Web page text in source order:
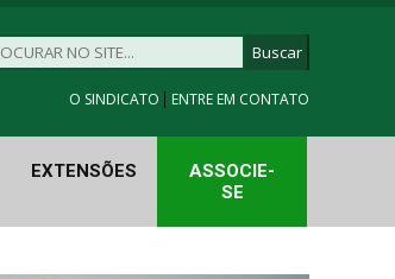
O SINDICATO | ENTRE EM CONTATO
EXTENSÕES
ASSOCIE-
SE